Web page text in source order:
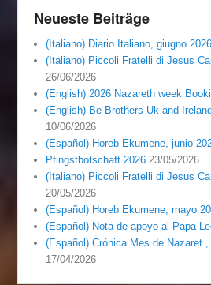
Neueste Beiträge
(Italiano) Diario Italiano, giugno 2026
(Italiano) Piccoli Fratelli di Jesus
26/06/2026
(English) 2026 Nazareth week
(English) Be Brothers Uk and
10/06/2026
(Español) Horeb Ekumene, junio
Pfingstbotschaft 2026 23/05/2026
(Italiano) Piccoli Fratelli di Jesus
20/05/2026
(Español) Horeb Ekumene, mayo
(Español) Nota de apoyo al Papa
(Español) Crónica Mes de Nazaret
17/04/2026